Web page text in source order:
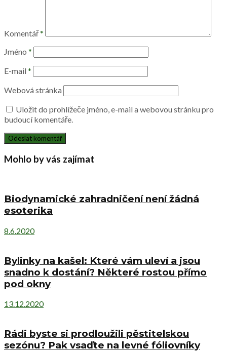
Komentář*
Jméno *
E-mail *
Webová stránka
Uložit do prohlížeče jméno, e-mail a webovou stránku pro
budoucí komentáře.
Mohlo by vás zajímat
Biodynamické zahradničení není žádná
esoterika
8.6.2020
Bylinky na kašel: Které vám uleví a jsou
snadno k dostání? Některé rostou přímo
pod okny
13.12.2020
Rádi byste si prodloužili pěstitelskou
sezónu? Pak vsaďte na levné fóliovníky